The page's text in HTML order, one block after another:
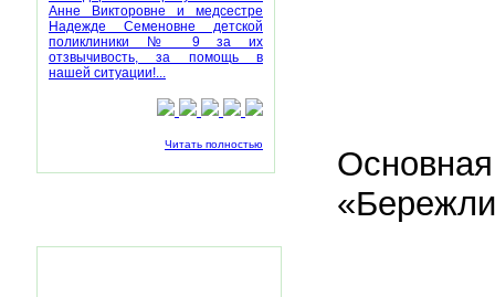
Анне Викторовне и медсестре
Надежде Семеновне детской
поликлиники № 9 за их
отзвычивость, за помощь в
нашей ситуации!...
Читать полностью